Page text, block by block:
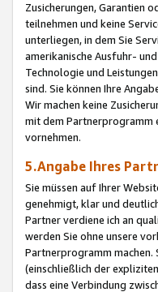
Zusicherungen, Garantien
teilnehmen und keine
unterliegen, in dem Sie
amerikanische Ausfuhr-
Technologie und
sind. Sie können Ihre
Wir machen keine
mit dem Partnerprogramm
vornehmen.
5.Angabe Ihres
Sie müssen auf Ihrer
genehmigt, klar und
Partner verdiene ich an
werden Sie ohne unsere
Partnerprogramm machen.
(einschließlich der
dass eine Verbindung